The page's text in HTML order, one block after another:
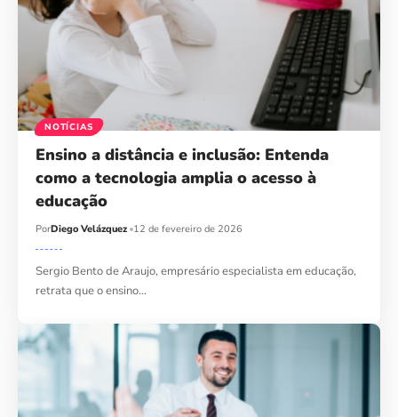
NOTÍCIAS
Ensino a distância e inclusão: Entenda
como a tecnologia amplia o acesso à
educação
PorDiego Velázquez 12 de fevereiro de 2026
Sergio Bento de Araujo, empresário especialista em educação,
retrata que o ensino…